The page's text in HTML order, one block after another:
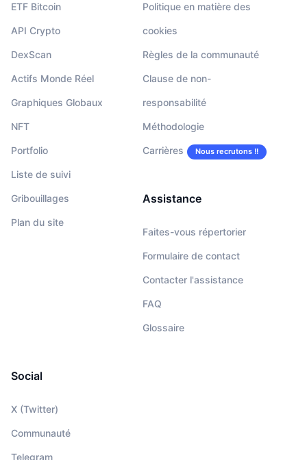
ETF Bitcoin
API Crypto
DexScan
Actifs Monde Réel
Graphiques Globaux
NFT
Portfolio
Liste de suivi
Gribouillages
Plan du site
Politique en matière des
cookies
Règles de la communauté
Clause de non-
responsabilité
Méthodologie
Carrières Nous recrutons !!
Assistance
Faites-vous répertorier
Formulaire de contact
Contacter l'assistance
FAQ
Glossaire
Social
X (Twitter)
Communauté
Telegram